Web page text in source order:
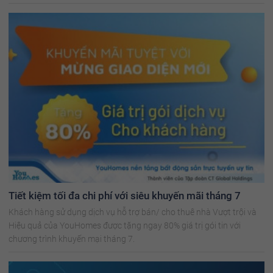
Tiết kiệm tối đa chi phí với siêu khuyến mãi tháng 7
Khách hàng sử dụng dịch vụ hỗ trợ bán/ cho thuê nhà Vượt trội và
Hiệu quả của YouHomes được tặng ngay 80% giá trị gói tin với
chương trình khuyến mại tháng 7.